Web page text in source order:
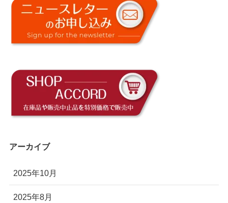
アーカイブ
2025年10月
2025年8月